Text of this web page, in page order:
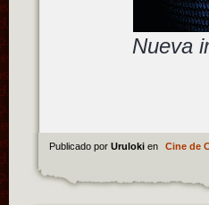
Nueva
Publicado por Uruloki en Cine de